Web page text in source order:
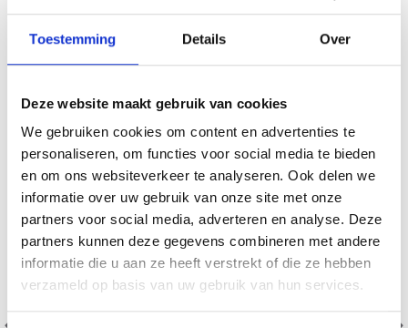
Toestemming Details Over
Deze website maakt gebruik van cookies
We gebruiken cookies om content en advertenties te
personaliseren, om functies voor social media te bieden
en om ons websiteverkeer te analyseren. Ook delen we
informatie over uw gebruik van onze site met onze
partners voor social media, adverteren en analyse. Deze
partners kunnen deze gegevens combineren met andere
informatie die u aan ze heeft verstrekt of die ze hebben
verzameld op basis van uw gebruik van hun services.